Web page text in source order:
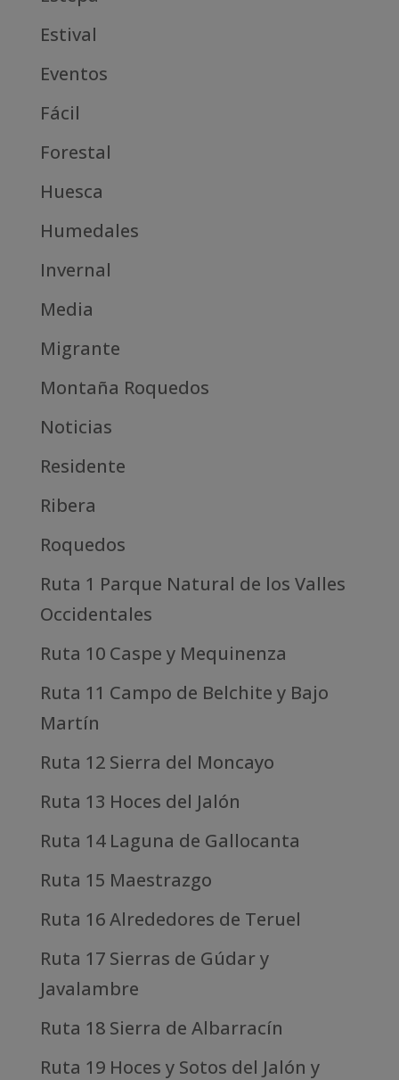
Estival
Eventos
Fácil
Forestal
Huesca
Humedales
Invernal
Media
Migrante
Montaña Roquedos
Noticias
Residente
Ribera
Roquedos
Ruta 1 Parque Natural de los Valles
Occidentales
Ruta 10 Caspe y Mequinenza
Ruta 11 Campo de Belchite y Bajo
Martín
Ruta 12 Sierra del Moncayo
Ruta 13 Hoces del Jalón
Ruta 14 Laguna de Gallocanta
Ruta 15 Maestrazgo
Ruta 16 Alrededores de Teruel
Ruta 17 Sierras de Gúdar y
Javalambre
Ruta 18 Sierra de Albarracín
Ruta 19 Hoces y Sotos del Jalón y